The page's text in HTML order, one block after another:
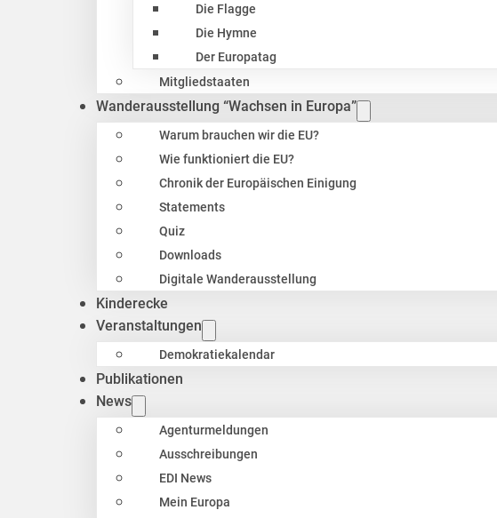
Die Flagge
Die Hymne
Der Europatag
Mitgliedstaaten
Wanderausstellung “Wachsen in Europa”
Warum brauchen wir die EU?
Wie funktioniert die EU?
Chronik der Europäischen Einigung
Statements
Quiz
Downloads
Digitale Wanderausstellung
Kinderecke
Veranstaltungen
Demokratiekalendar
Publikationen
News
Agenturmeldungen
Ausschreibungen
EDI News
Mein Europa